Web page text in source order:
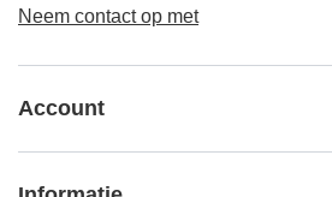
Neem contact op met
Account